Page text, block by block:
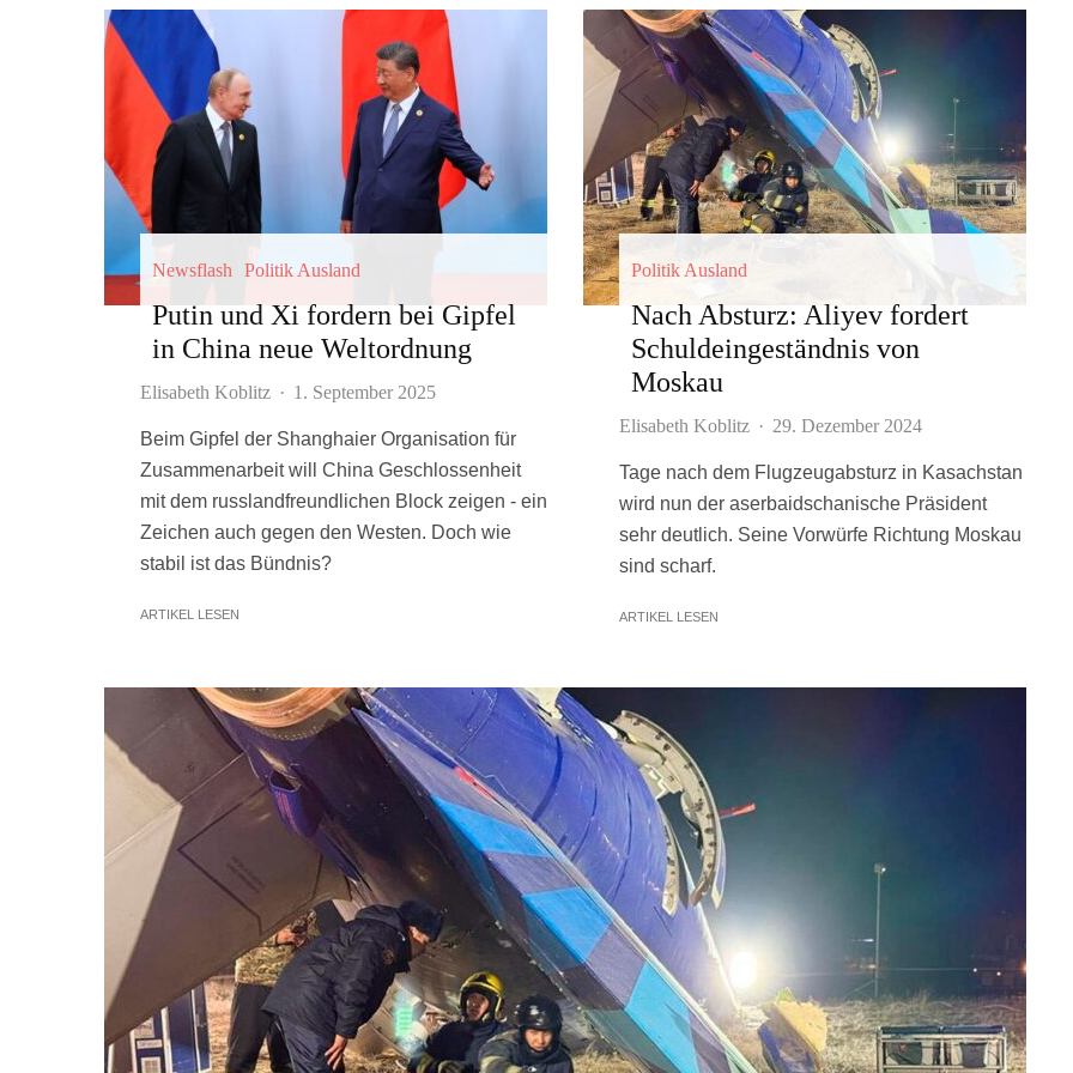
Newsflash Politik Ausland
Putin und Xi fordern bei Gipfel
in China neue Weltordnung
Elisabeth Koblitz · 1. September 2025
Beim Gipfel der Shanghaier Organisation für
Zusammenarbeit will China Geschlossenheit
mit dem russlandfreundlichen Block zeigen - ein
Zeichen auch gegen den Westen. Doch wie
stabil ist das Bündnis?
ARTIKEL LESEN
Politik Ausland
Nach Absturz: Aliyev fordert
Schuldeingeständnis von
Moskau
Elisabeth Koblitz · 29. Dezember 2024
Tage nach dem Flugzeugabsturz in Kasachstan
wird nun der aserbaidschanische Präsident
sehr deutlich. Seine Vorwürfe Richtung Moskau
sind scharf.
ARTIKEL LESEN